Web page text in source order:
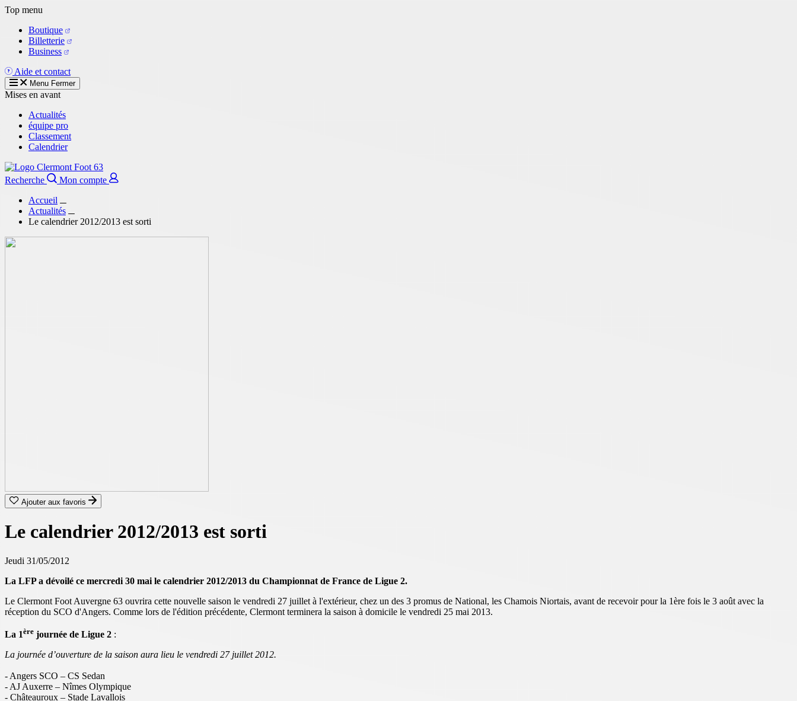
Aller
contenu
principal
Top menu
Boutique
Billetterie
Business
Aide et contact
Menu Fermer
Mises en avant
Actualités
équipe pro
Classement
Calendrier
Recherche
Mon compte
Accueil
Actualités
Le calendrier 2012/2013 est sorti
Ajouter aux favoris
Le calendrier 2012/2013 est sorti
Jeudi 31/05/2012
La LFP a dévoilé ce mercredi 30 mai le calendrier 2012/2013 du Championnat de France de Ligue 2.
Le Clermont Foot Auvergne 63 ouvrira cette nouvelle saison le vendredi 27 juillet à l'extérieur, chez un des 3 promus de National, les Chamois Niortais, avant de recevoir pour la 1ère fois le 3 août avec la
réception du SCO d'Angers. Comme lors de l'édition précédente, Clermont terminera la saison à domicile le vendredi 25 mai 2013.
La 1ère journée de Ligue 2 :
La journée d’ouverture de la saison aura lieu le vendredi 27 juillet 2012.
- Angers SCO – CS Sedan
- AJ Auxerre – Nîmes Olympique
- Châteauroux – Stade Lavallois